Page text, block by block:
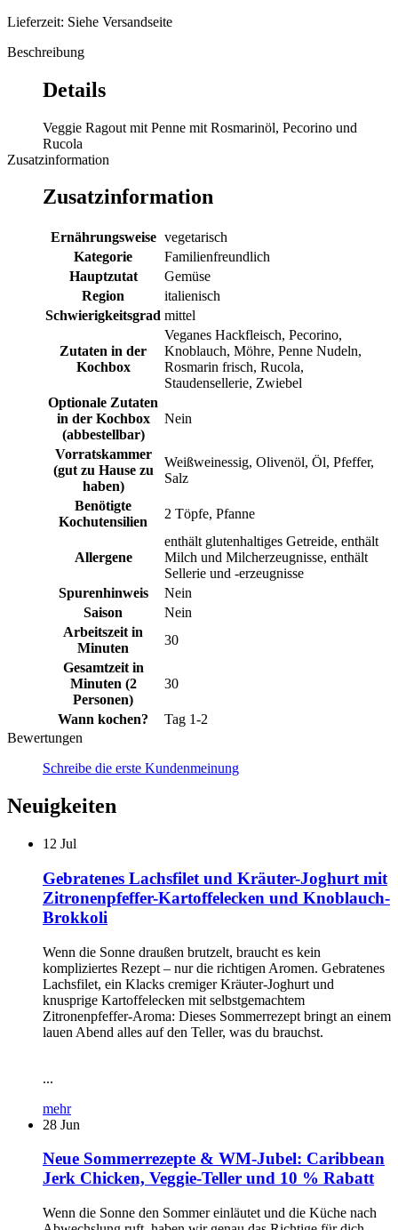
Lieferzeit: Siehe Versandseite
Beschreibung
Details
Veggie Ragout mit Penne mit Rosmarinöl, Pecorino und
Rucola
Zusatzinformation
Zusatzinformation
Ernährungsweise vegetarisch
Kategorie
Familienfreundlich
Hauptzutat
Gemüse
Region
italienisch
Schwierigkeitsgrad mittel
Zutaten in der
Kochbox
Veganes Hackfleisch, Pecorino,
Knoblauch, Möhre, Penne Nudeln,
Rosmarin frisch, Rucola,
Staudensellerie, Zwiebel
Optionale Zutaten
in der Kochbox
(abbestellbar)
Nein
Vorratskammer
(gut zu Hause zu
haben)
Weißweinessig, Olivenöl, Öl, Pfeffer,
Salz
Benötigte
Kochutensilien
2 Töpfe, Pfanne
Allergene
enthält glutenhaltiges Getreide, enthält
Milch und Milcherzeugnisse, enthält
Sellerie und -erzeugnisse
Spurenhinweis
Nein
Saison
Nein
Arbeitszeit in
Minuten
30
Gesamtzeit in
Minuten (2
Personen)
30
Wann kochen?
Tag 1-2
Bewertungen
Schreibe die erste Kundenmeinung
Neuigkeiten
12 Jul
Gebratenes Lachsfilet und Kräuter-Joghurt mit
Zitronenpfeffer-Kartoffelecken und Knoblauch-
Brokkoli
Wenn die Sonne draußen brutzelt, braucht es kein
kompliziertes Rezept – nur die richtigen Aromen. Gebratenes
Lachsfilet, ein Klacks cremiger Kräuter-Joghurt und
knusprige Kartoffelecken mit selbstgemachtem
Zitronenpfeffer-Aroma: Dieses Sommerrezept bringt an einem
lauen Abend alles auf den Teller, was du brauchst.
...
mehr
28 Jun
Neue Sommerrezepte & WM-Jubel: Caribbean
Jerk Chicken, Veggie-Teller und 10 % Rabatt
Wenn die Sonne den Sommer einläutet und die Küche nach